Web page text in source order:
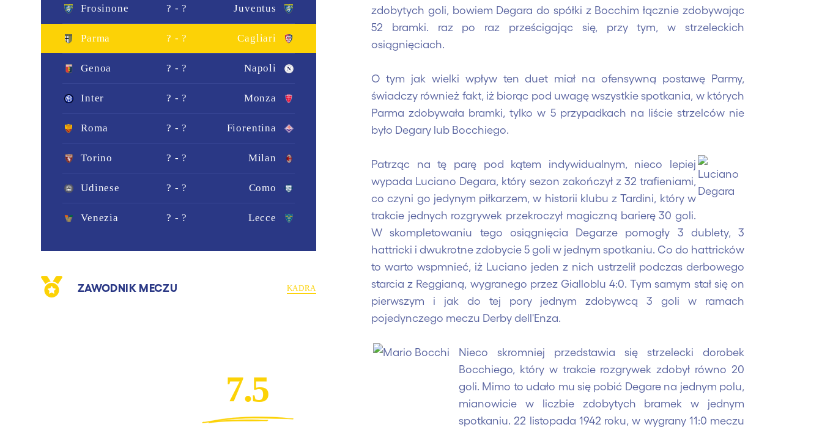
Frosinone ? - ? Juventus
Parma ? - ? Cagliari
Genoa ? - ? Napoli
Inter ? - ? Monza
Roma ? - ? Fiorentina
Torino ? - ? Milan
Udinese ? - ? Como
Venezia ? - ? Lecce
ZAWODNIK MECZU KADRA
7.5
zdobytych goli, bowiem Degara do spółki z Bocchim łącznie zdobywając
52 bramki. raz po raz prześcigając się, przy tym, w strzeleckich
osiągnięciach.
O tym jak wielki wpływ ten duet miał na ofensywną postawę Parmy,
świadczy również fakt, iż biorąc pod uwagę wszystkie spotkania, w których
Parma zdobywała bramki, tylko w 5 przypadkach na liście strzelców nie
było Degary lub Bocchiego.
Patrząc na tę parę pod kątem indywidualnym, nieco lepiej
wypada Luciano Degara, który sezon zakończył z 32 trafieniami,
co czyni go jedynym piłkarzem, w historii klubu z Tardini, który w
trakcie jednych rozgrywek przekroczył magiczną barierę 30 goli.
W skompletowaniu tego osiągnięcia Degarze pomogły 3 dublety, 3
hattricki i dwukrotne zdobycie 5 goli w jednym spotkaniu. Co do hattricków
to warto wspmnieć, iż Luciano jeden z nich ustrzelił podczas derbowego
starcia z Reggianą, wygranego przez Gialloblu 4:0. Tym samym stał się on
pierwszym i jak do tej pory jednym zdobywcą 3 goli w ramach
pojedynczego meczu Derby dell'Enza.
Nieco skromniej przedstawia się strzelecki dorobek
Bocchiego, który w trakcie rozgrywek zdobył równo 20
goli. Mimo to udało mu się pobić Degare na jednym polu,
mianowicie w liczbie zdobytych bramek w jednym
spotkaniu. 22 listopada 1942 roku, w wygrany 11:0 meczu